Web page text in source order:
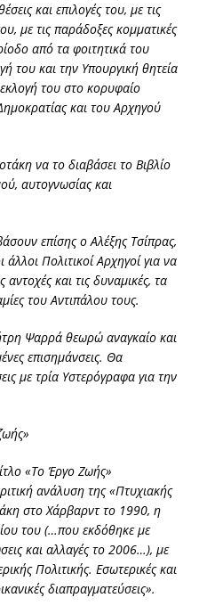
και επιλογές του, με τις
με τις παράδοξες κομματικές
από τα φοιτητικά του
του και την Υπουργική θητεία
του στο κορυφαίο
και του Αρχηγού
να το διαβάσει το Βιβλίο
αυτογνωσίας και
επίσης ο Αλέξης Τσίπρας,
Πολιτικοί Αρχηγοί για να
αντοχές και τις δυναμικές, τα
του Αντιπάλου τους.
Ψαρρά θεωρώ αναγκαίο και
επισημάνσεις. Θα
με τρία Υστερόγραφα για την
«Το Έργο Ζωής»
ανάλυση της «Πτυχιακής
στο Χάρβαρντ το 1990, η
του (…που εκδόθηκε με
και αλλαγές το 2006…), με
Πολιτικής. Εσωτερικές και
διαπραγματεύσεις».